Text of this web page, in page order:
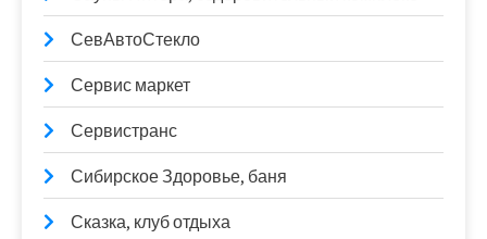
СевАвтоСтекло
Сервис маркет
Сервистранс
Сибирское Здоровье, баня
Сказка, клуб отдыха